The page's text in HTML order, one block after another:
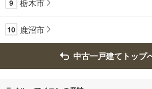
9 栃木市
10 鹿沼市
中古一戸建てトップ